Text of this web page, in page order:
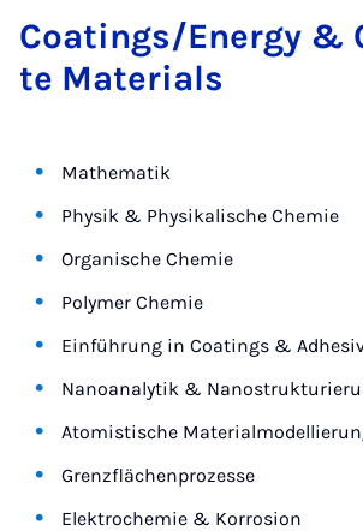
Coa­tings/Ener­gy &
te Ma­te­ri­a­ls
Mathematik
Physik & Physikalische Chemie
Organische Chemie
Polymer Chemie
Einführung in Coatings &
Nanoanalytik &
Atomistische
Grenzflächenprozesse
Elektrochemie & Korrosion